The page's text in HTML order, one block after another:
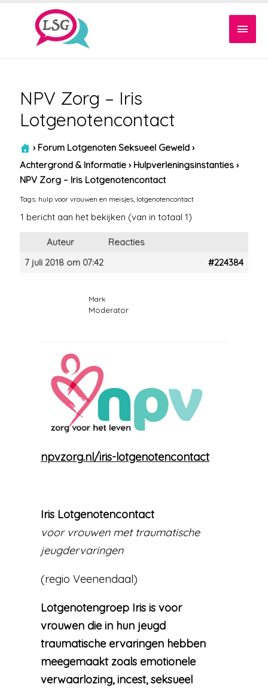
NPV Zorg – Iris
Lotgenotencontact
› Forum Lotgenoten Seksueel Geweld ›
Achtergrond & Informatie › Hulpverleningsinstanties ›
NPV Zorg – Iris Lotgenotencontact
Tags: hulp voor vrouwen en meisjes lotgenotencontact
1 bericht aan het bekijken (van in totaal 1)
Auteur
Reacties
7 juli 2018 om 07:42
#224384
Mark
Moderator
npvzorg.nl/iris-lotgenotencontact
Iris Lotgenotencontact
voor vrouwen met traumatische
jeugdervaringen
(regio Veenendaal)
Lotgenotengroep Iris is voor
vrouwen die in hun jeugd
traumatische ervaringen hebben
meegemaakt zoals emotionele
verwaarlozing, incest, seksueel